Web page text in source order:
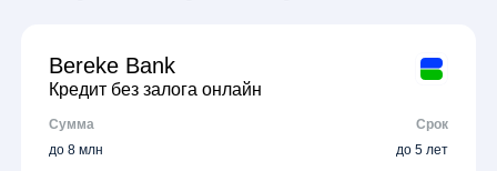
Bereke Bank
Кредит без залога онлайн
Сумма
Срок
до 8 млн
до 5 лет